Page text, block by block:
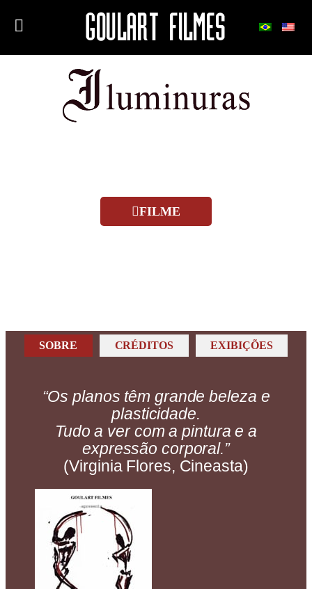
FILME
SOBRE CRÉDITOS EXIBIÇÕES
“Os planos têm grande beleza e
plasticidade.
Tudo a ver com a pintura e a
expressão corporal.”
(Virginia Flores, Cineasta)